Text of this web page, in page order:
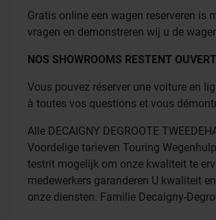
Gratis online een wagen reserveren
vragen en demonstreren wij u de
NOS SHOWROOMS RESTENT
Vous pouvez réserver une voiture en
à toutes vos questions et vous
Alle DECAIGNY DEGROOTE
Voordelige tarieven Touring
testrit mogelijk om onze kwaliteit te
medewerkers garanderen U kwaliteit
onze diensten. Familie Decaigny-